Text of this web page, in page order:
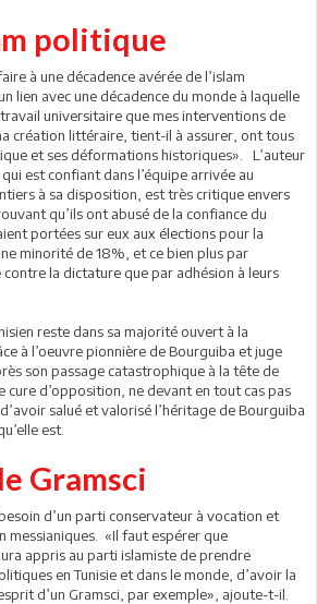
politique
à une décadence avérée de l’islam
lien avec une décadence du monde à laquelle
universitaire que mes interventions de
création littéraire, tient-il à assurer, ont tous
et ses déformations historiques». L’auteur
est confiant dans l’équipe arrivée au
à sa disposition, est très critique envers
qu’ils ont abusé de la confiance du
portées sur eux aux élections pour la
minorité de 18%, et ce bien plus par
la dictature que par adhésion à leurs
reste dans sa majorité ouvert à la
à l’oeuvre pionnière de Bourguiba et juge
son passage catastrophique à la tête de
cure d’opposition, ne devant en tout cas pas
salué et valorisé l’héritage de Bourguiba
est.
Gramsci
d’un parti conservateur à vocation et
messianiques. «Il faut espérer que
appris au parti islamiste de prendre
en Tunisie et dans le monde, d’avoir la
d’un Gramsci, par exemple», ajoute-t-il.